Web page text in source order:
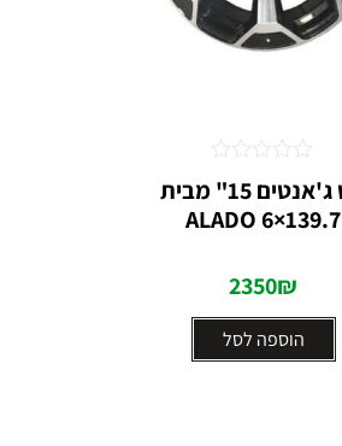
סט ג'אנטים 15" מבית
ALADO 6×139.7
2350₪
הוספה לסל
0
מתוך